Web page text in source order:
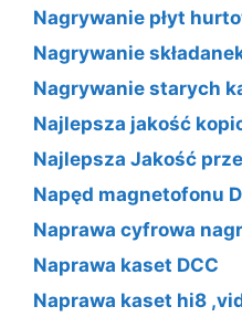
Nagrywanie płyt
Nagrywanie
Nagrywanie starych
Najlepsza jakość
Najlepsza Jakość
Napęd magnetofonu
Naprawa cyfrowa
Naprawa kaset DCC
Naprawa kaset hi8